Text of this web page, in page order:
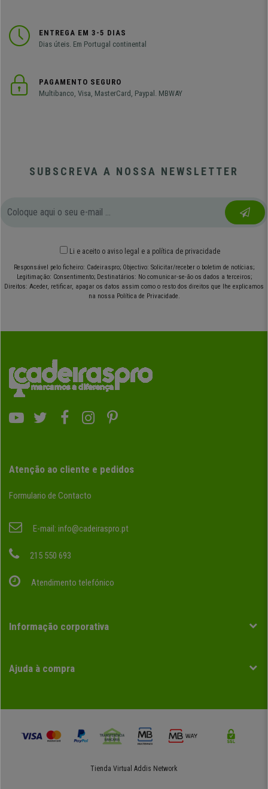
ENTREGA EM 3-5 DIAS
Dias úteis. Em Portugal continental
PAGAMENTO SEGURO
Multibanco, Visa, MasterCard, Paypal. MBWAY
SUBSCREVA A NOSSA NEWSLETTER
Li e aceito o aviso legal e a política de privacidade
Responsável pelo ficheiro: Cadeiraspro; Objectivo: Solicitar/receber o boletim de notícias;
Legitimação: Consentimento; Destinatários: No comunicar-se-ão os dados a terceiros;
Direitos: Aceder, retificar, apagar os datos assim como o resto dos direitos que lhe explicamos
na nossa Política de Privacidade.
Atenção ao cliente e pedidos
Formulario de Contacto
E-mail: info@cadeiraspro.pt
215 550 693
Atendimento telefónico
Informação corporativa
Ajuda à compra
Tienda Virtual Addis Network